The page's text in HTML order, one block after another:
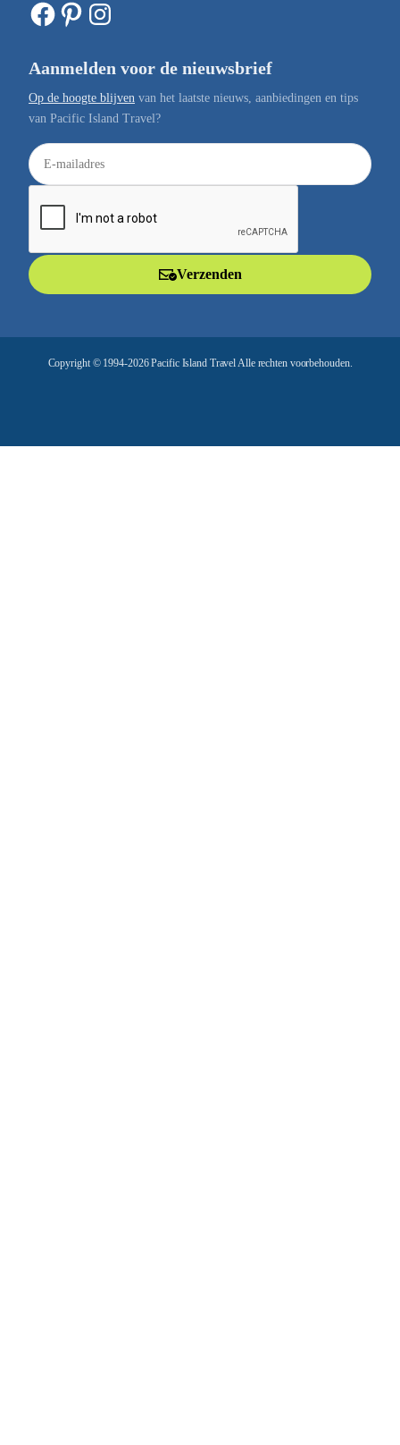
Facebook Pinterest Instagram
Aanmelden voor de nieuwsbrief
Op de hoogte blijven van het laatste nieuws, aanbiedingen en tips
van Pacific Island Travel?
E
-
a
Verzenden
Copyright © 1994-2026 Pacific Island Travel Alle rechten voorbehouden.